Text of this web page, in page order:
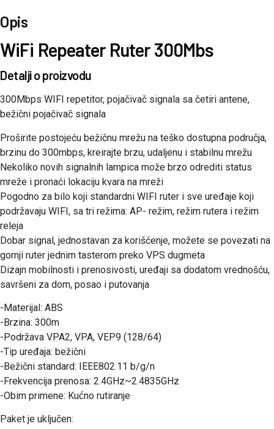
Opis
WiFi Repeater Ruter 300Mbs
Detalji o proizvodu
300Mbps WIFI repetitor, pojačivač signala sa četiri antene,
bežični pojačivač signala
Proširite postojeću bežičnu mrežu na teško dostupna područja,
brzinu do 300mbps, kreirajte brzu, udaljenu i stabilnu mrežu
Nekoliko novih signalnih lampica može brzo odrediti status
mreže i pronaći lokaciju kvara na mreži
Pogodno za bilo koji standardni WIFI ruter i sve uređaje koji
podržavaju WIFI, sa tri režima: AP- režim, režim rutera i režim
releja
Dobar signal, jednostavan za korišćenje, možete se povezati na
gornji ruter jednim tasterom preko VPS dugmeta
Dizajn mobilnosti i prenosivosti, uređaji sa dodatom vrednošću,
savršeni za dom, posao i putovanja
-Materijal: ABS
-Brzina: 300m
-Podržava VPA2, VPA, VEP9 (128/64)
-Tip uređaja: bežični
-Bežični standard: IEEE802.11 b/g/n
-Frekvencija prenosa: 2.4GHz~2.4835GHz
-Obim primene: Kućno rutiranje
Paket je uključen: